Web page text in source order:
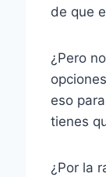
de que
¿Pero
eso
tienes
¿Por la